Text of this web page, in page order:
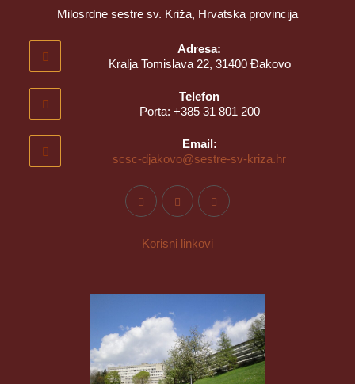
Milosrdne sestre sv. Križa, Hrvatska provincija
Adresa:
Kralja Tomislava 22, 31400 Đakovo
Telefon
Porta: +385 31 801 200
Email:
scsc-djakovo@sestre-sv-kriza.hr
Korisni linkovi